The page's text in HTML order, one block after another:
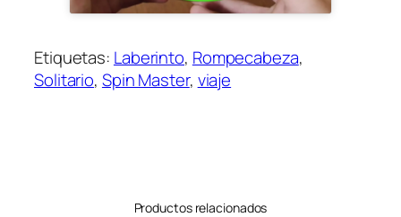
Etiquetas: Laberinto, Rompecabeza
Solitario, Spin Master, viaje
Productos relacionados